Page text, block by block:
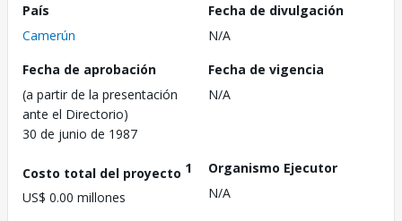
País
Camerún
Fecha de divulgación
N/A
Fecha de aprobación
(a partir de la presentación
ante el Directorio)
30 de junio de 1987
Fecha de vigencia
N/A
Costo total del proyecto 1
US$ 0.00 millones
Organismo Ejecutor
N/A